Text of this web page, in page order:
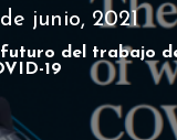
de junio, 2021
futuro del trabajo
19